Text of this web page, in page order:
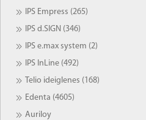
IPS Empress (265)
IPS d.SIGN (346)
IPS e.max system (2)
IPS InLine (492)
Telio ideiglenes (168)
Edenta (4605)
Auriloy